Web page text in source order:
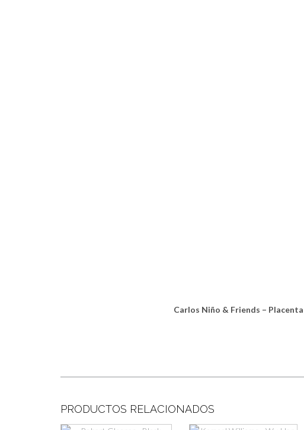
Carlos Niño & Friends – Placenta
PRODUCTOS RELACIONADOS